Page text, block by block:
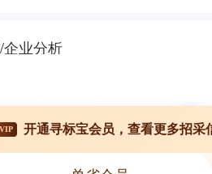
业分析
VIP 开通寻标宝会员，查看更多招采